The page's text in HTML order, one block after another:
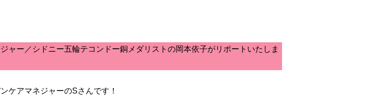
ー／シドニー五輪テコンドー銅メダリストの岡本依子がリポートいたしま
ケアマネジャーのSさんです！